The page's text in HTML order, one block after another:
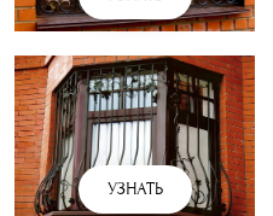
УЗНАТЬ